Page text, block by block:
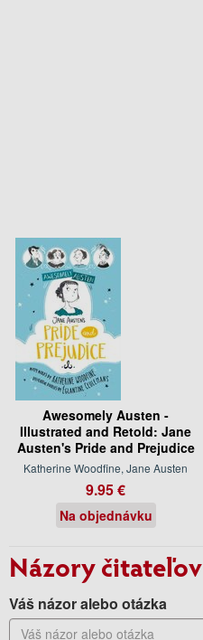
Awesomely Austen -
Illustrated and Retold: Jane
Austen's Pride and Prejudice
Katherine Woodfine, Jane Austen
9.95 €
Na objednávku
Názory čitateľov
Váš názor alebo otázka